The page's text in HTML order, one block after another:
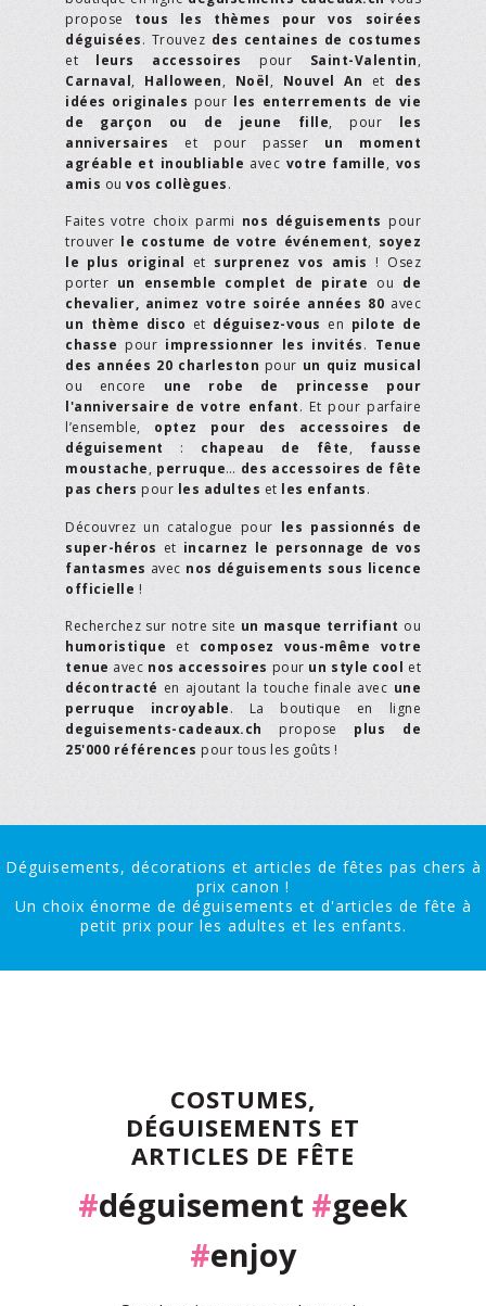
propose tous les thèmes pour vos soirées
déguisées. Trouvez des centaines de costumes
et leurs accessoires pour Saint-Valentin,
Carnaval, Halloween, Noël, Nouvel An et des
idées originales pour les enterrements de vie
de garçon ou de jeune fille, pour les
anniversaires et pour passer un moment
agréable et inoubliable avec votre famille, vos
amis ou vos collègues.
Faites votre choix parmi nos déguisements pour
trouver le costume de votre événement, soyez
le plus original et surprenez vos amis ! Osez
porter un ensemble complet de pirate ou de
chevalier, animez votre soirée années 80 avec
un thème disco et déguisez-vous en pilote de
chasse pour impressionner les invités. Tenue
des années 20 charleston pour un quiz musical
ou encore une robe de princesse pour
l'anniversaire de votre enfant. Et pour parfaire
l’ensemble, optez pour des accessoires de
déguisement : chapeau de fête, fausse
moustache, perruque… des accessoires de fête
pas chers pour les adultes et les enfants.
Découvrez un catalogue pour les passionnés de
super-héros et incarnez le personnage de vos
fantasmes avec nos déguisements sous licence
officielle !
Recherchez sur notre site un masque terrifiant ou
humoristique et composez vous-même votre
tenue avec nos accessoires pour un style cool et
décontracté en ajoutant la touche finale avec une
perruque incroyable. La boutique en ligne
deguisements-cadeaux.ch propose plus de
25'000 références pour tous les goûts !
Déguisements, décorations et articles de fêtes pas chers à
prix canon !
Un choix énorme de déguisements et d'articles de fête à
petit prix pour les adultes et les enfants.
COSTUMES,
DÉGUISEMENTS ET
ARTICLES DE FÊTE
#déguisement #geek
#enjoy